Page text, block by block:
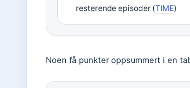
resterende episoder (TIME)
Noen få punkter oppsummert i en